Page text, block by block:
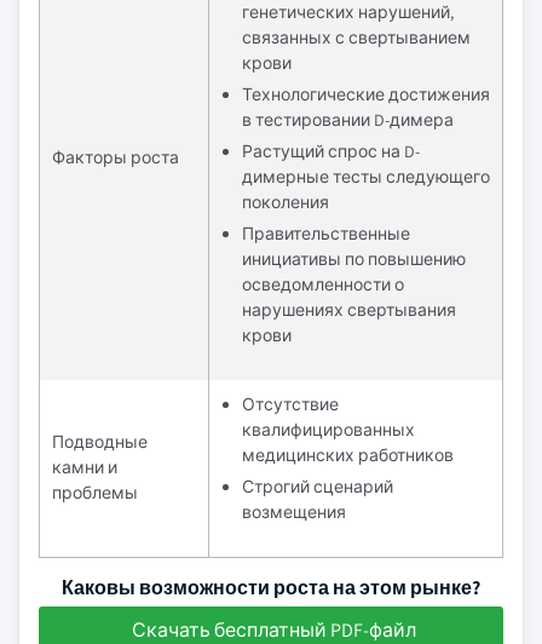
Факторы роста
генетических нарушений,
связанных с свертыванием
крови
Технологические достижения
в тестировании D-димера
Растущий спрос на D-
димерные тесты следующего
поколения
Правительственные
инициативы по повышению
осведомленности о
нарушениях свертывания
крови
Подводные
камни и
проблемы
Отсутствие
квалифицированных
медицинских работников
Строгий сценарий
возмещения
Каковы возможности роста на этом рынке?
Скачать бесплатный PDF-файл